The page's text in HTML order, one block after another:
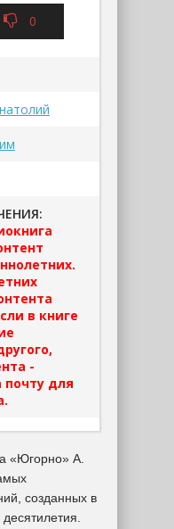
0
в книге
-
почту для
«Югорно» А.
созданных в